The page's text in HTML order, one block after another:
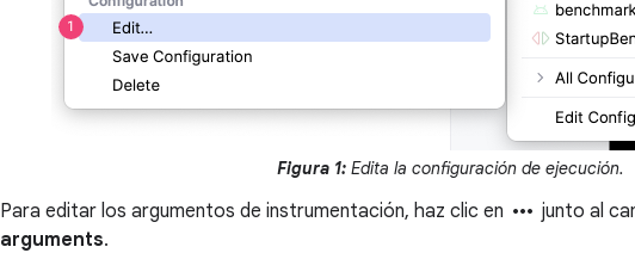
Figura 1: Edita la configuración de ejecución.
Para editar los argumentos de instrumentación, haz clic en more_horiz junto al
arguments.